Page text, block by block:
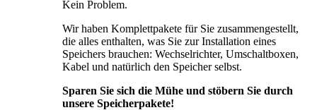
Kein Problem.
Wir haben Komplettpakete für Sie zusammengestellt,
die alles enthalten, was Sie zur Installation eines
Speichers brauchen: Wechselrichter, Umschaltboxen,
Kabel und natürlich den Speicher selbst.
Sparen Sie sich die Mühe und stöbern Sie durch
unsere Speicherpakete!